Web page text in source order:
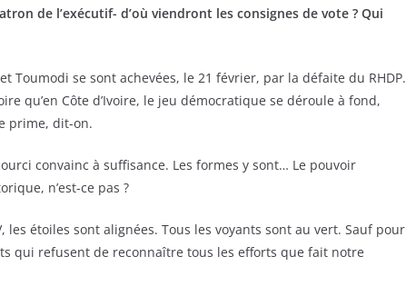
de l’exécutif- d’où viendront les consignes de vote ? Qui
Toumodi se sont achevées, le 21 février, par la défaite du RHDP.
qu’en Côte d’Ivoire, le jeu démocratique se déroule à fond,
prime, dit-on.
convainc à suffisance. Les formes y sont… Le pouvoir
n’est-ce pas ?
les étoiles sont alignées. Tous les voyants sont au vert. Sauf pour
qui refusent de reconnaître tous les efforts que fait notre